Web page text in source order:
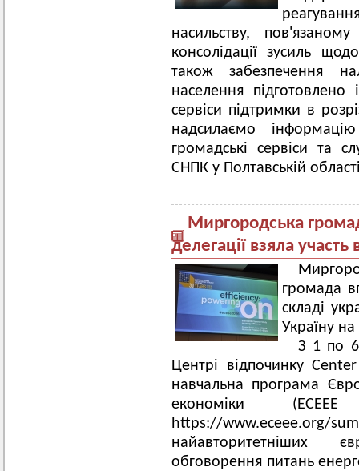
насильству,
консолідації зусиль
також забезпечення
населення
сервіси підтримки в
надсилаємо
громадські сервіси та
СНПК у Полтавській
Миргородська
делегації взяла
громада
складі
Україну
З 1 по 6
Центрі відпочинку
навчальна програма
економіки
https://
найавторитетніших
обговорення питань